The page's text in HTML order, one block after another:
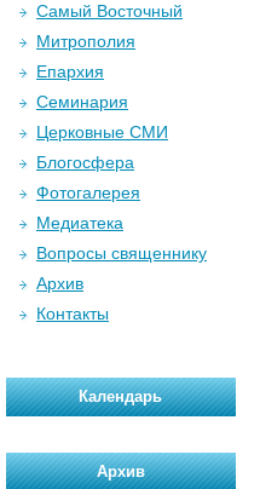
Самый Восточный
Митрополия
Епархия
Семинария
Церковные СМИ
Блогосфера
Фотогалерея
Медиатека
Вопросы священнику
Архив
Контакты
Календарь
Архив